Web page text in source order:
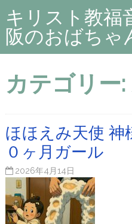
キリスト教福
阪のおばちゃ
カテゴリー:
ほほえみ天使 神
０ヶ月ガール
2026年4月14日